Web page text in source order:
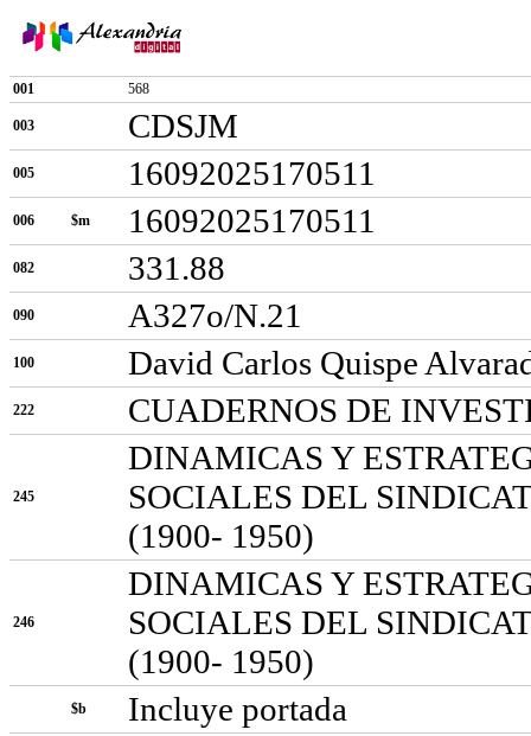
001 568
003 CDSJM
005 16092025170511
006 $m 16092025170511
082 331.88
090 A327o/N.21
100 David Carlos Quispe
222 CUADERNOS DE
245
DINAMICAS Y
SOCIALES DEL
(1900- 1950)
246
DINAMICAS Y
SOCIALES DEL
(1900- 1950)
$b Incluye portada